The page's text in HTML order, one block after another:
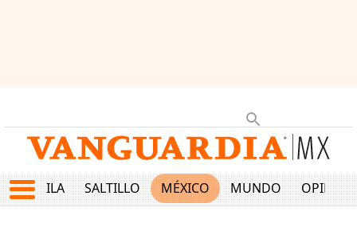
COAHUILA SALTILLO MÉXICO MUNDO OPINIÓN